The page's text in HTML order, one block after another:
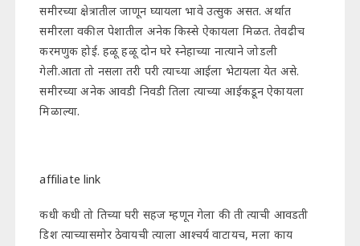
समीरच्या क्षेत्रातील जाणून घ्यायला भावे उत्सुक असत. अर्थात
समीरला वकील पेशातील अनेक किस्से ऐकायला मिळत. तेवढीच
करमणुक होई. हळू हळू दोन घरे स्नेहाच्या नात्याने जोडली
गेली.आता तो नसला तरी परी त्याच्या आईला भेटायला येत असे.
समीरच्या अनेक आवडी निवडी तिला त्याच्या आईकडून ऐकायला
मिळाल्या.
affiliate link
कधी कधी तो तिच्या घरी सहज म्हणून गेला की ती त्याची आवडती
डिश त्याच्यासमोर ठेवायची त्याला आश्चर्य वाटायच, मला काय